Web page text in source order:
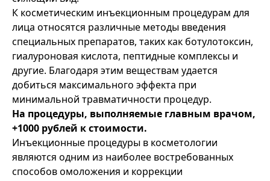
К косметическим инъекционным процедурам для
лица относятся различные методы введения
специальных препаратов, таких как ботулотоксин,
гиалуроновая кислота, пептидные комплексы и
другие. Благодаря этим веществам удается
добиться максимального эффекта при
минимальной травматичности процедур.
На процедуры, выполняемые главным врачом,
+1000 рублей к стоимости.
Инъекционные процедуры в косметологии
являются одним из наиболее востребованных
способов омоложения и коррекции